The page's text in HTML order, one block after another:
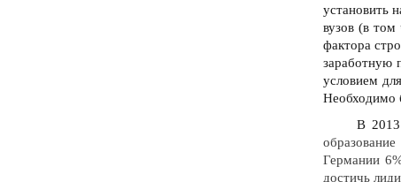
установить
вузов (в
фактора
заработную
условием
Необходимо
В
Германии
достичь